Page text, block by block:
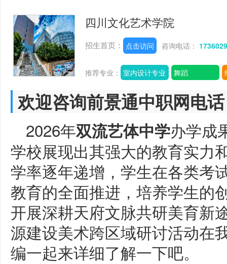
四川文化艺术学院
招生首页： 点击访问 咨询电话：
推荐专业： 室内设计专业 舞蹈
欢迎咨询前景通中职网电
2026年双流艺体中学办学成
学校展现出其强大的教育实力
学率逐年递增，学生在各类考
教育的全面推进，培养学生的
开展深耕天府文脉共研美育新
源建设美术跨区域研讨活动在
编一起来详细了解一下吧。